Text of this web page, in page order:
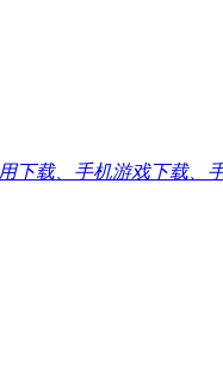
下载、手机游戏下载